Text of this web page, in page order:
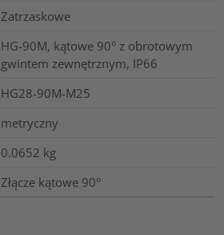
Zatrzaskowe
HG-90M, kątowe 90° z obrotowym
gwintem zewnętrznym, IP66
HG28-90M-M25
metryczny
0.0652 kg
Złącze kątowe 90°